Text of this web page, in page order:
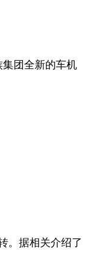
团全新的车机
。据相关介绍了